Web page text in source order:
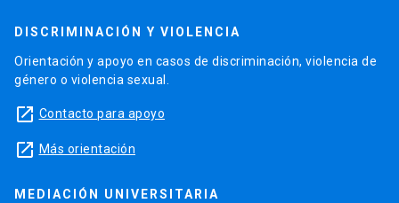
DISCRIMINACIÓN Y VIOLENCIA
Orientación y apoyo en casos de discriminación, violencia de
género o violencia sexual.
launch Contacto para apoyo
launch Más orientación
MEDIACIÓN UNIVERSITARIA